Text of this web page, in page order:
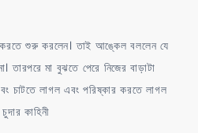
করতে শুরু করলেন। তাই আঙ্কেল বললেন যে
তারপরে মা বুঝতে পেরে নিজের বাড়াটা
চাটতে লাগল এবং পরিষ্কার করতে লাগল
কাহিনী